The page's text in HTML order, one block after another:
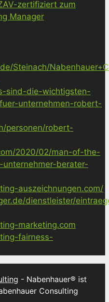
zertifiziert zum
Manager
Steinach/
sind-die-wichtigsten-
unternehmen-robert-
personen/robert-
2020/02/man-of-the-
berater-
auszeichnungen.com/
dienstleister/
marketing.com
fairness-
- Nabenhauer® ist
Consulting